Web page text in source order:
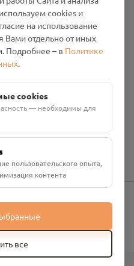
«Смоленский
область, р-н
д. 26А, пом. 18
в АО "АЛЬФА-БАНК"
cookies и
на использование
Вами отдельно от иных
Подробнее – в Политике
.
cookies
— необходимы для
пользовательского опыта,
контента
все